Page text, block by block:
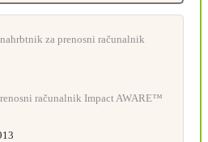
računalnik Impact AWARE™